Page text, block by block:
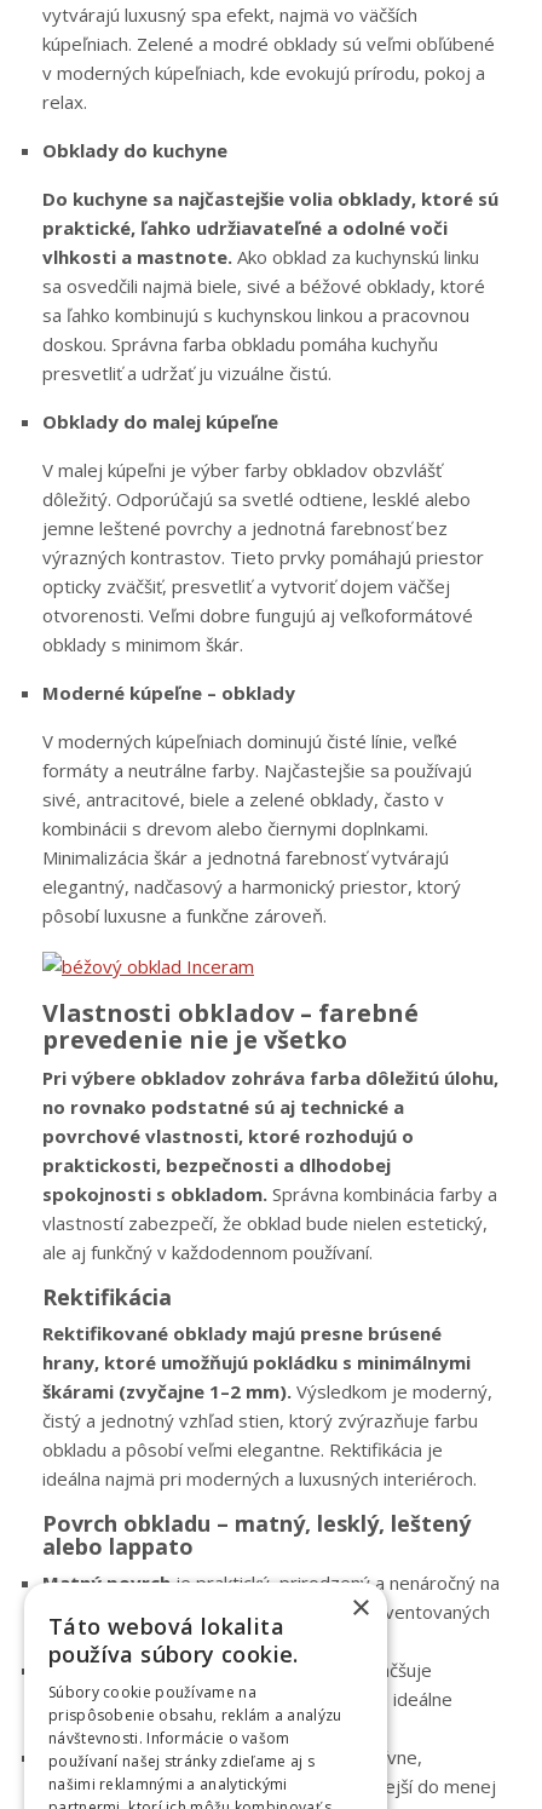
vytvárajú luxusný spa efekt, najmä vo väčších
kúpeľniach. Zelené a modré obklady sú veľmi obľúbené
v moderných kúpeľniach, kde evokujú prírodu, pokoj a
relax.
Obklady do kuchyne
Do kuchyne sa najčastejšie volia obklady, ktoré sú
praktické, ľahko udržiavateľné a odolné voči
vlhkosti a mastnote. Ako obklad za kuchynskú linku
sa osvedčili najmä biele, sivé a béžové obklady, ktoré
sa ľahko kombinujú s kuchynskou linkou a pracovnou
doskou. Správna farba obkladu pomáha kuchyňu
presvetliť a udržať ju vizuálne čistú.
Obklady do malej kúpeľne
V malej kúpeľni je výber farby obkladov obzvlášť
dôležitý. Odporúčajú sa svetlé odtiene, lesklé alebo
jemne leštené povrchy a jednotná farebnosť bez
výrazných kontrastov. Tieto prvky pomáhajú priestor
opticky zväčšiť, presvetliť a vytvoriť dojem väčšej
otvorenosti. Veľmi dobre fungujú aj veľkoformátové
obklady s minimom škár.
Moderné kúpeľne – obklady
V moderných kúpeľniach dominujú čisté línie, veľké
formáty a neutrálne farby. Najčastejšie sa používajú
sivé, antracitové, biele a zelené obklady, často v
kombinácii s drevom alebo čiernymi doplnkami.
Minimalizácia škár a jednotná farebnosť vytvárajú
elegantný, nadčasový a harmonický priestor, ktorý
pôsobí luxusne a funkčne zároveň.
Vlastnosti obkladov – farebné
prevedenie nie je všetko
Pri výbere obkladov zohráva farba dôležitú úlohu,
no rovnako podstatné sú aj technické a
povrchové vlastnosti, ktoré rozhodujú o
praktickosti, bezpečnosti a dlhodobej
spokojnosti s obkladom. Správna kombinácia farby a
vlastností zabezpečí, že obklad bude nielen estetický,
ale aj funkčný v každodennom používaní.
Rektifikácia
Rektifikované obklady majú presne brúsené
hrany, ktoré umožňujú pokládku s minimálnymi
škárami (zvyčajne 1–2 mm). Výsledkom je moderný,
čistý a jednotný vzhľad stien, ktorý zvýrazňuje farbu
obkladu a pôsobí veľmi elegantne. Rektifikácia je
ideálna najmä pri moderných a luxusných interiéroch.
Povrch obkladu – matný, lesklý, leštený
alebo lappato
Matný povrchje praktický, prirodzený a nenáročný na
údržbu. Hodí sa do kúpeľní, kuchýň aj frekventovaných
priestorov.
Lesklý povrchodráža svetlo, opticky zväčšuje
priestor a zvýrazňuje farbu obkladu, čo je ideálne
najmä do menších kúpeľní.
Leštený povrchpôsobí luxusne a exkluzívne,
zvýrazňuje kresbu materiálu, no je vhodnejší do menej
×
Táto webová lokalita
používa súbory cookie.
Súbory cookie používame na
prispôsobenie obsahu, reklám a analýzu
návštevnosti. Informácie o vašom
používaní našej stránky zdieľame aj s
našimi reklamnými a analytickými